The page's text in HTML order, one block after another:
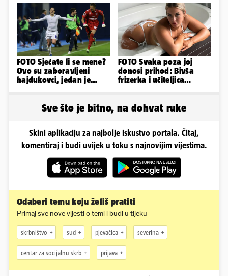
rodeu...
FOTO Sjećate li se mene?
Ovo su zaboravljeni
hajdukovci, jedan je
FOTO Svaka poza joj
donosi prihod: Bivša
frizerka i učiteljica
Sve što je bitno, na dohvat ruke
Skini aplikaciju za najbolje iskustvo portala. Čitaj,
komentiraj i budi uvijek u toku s najnovijim vijestima.
Odaberi temu koju želiš pratiti
Primaj sve nove vijesti o temi i budi u tijeku
skrbništvo sud pjevačica severina
centar za socijalnu skrb prijava